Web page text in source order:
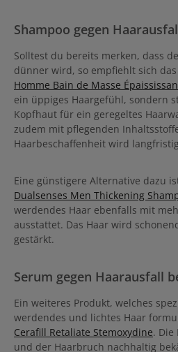
Shampoo gegen
Solltest du bereits merken, dass
dünner wird, so empfiehlt sich das
Homme Bain de Masse
ein üppiges Haargefühl, sondern
Kopfhaut für ein geregeltes
zudem mit pflegenden
Haarbeschaffenheit wird
Eine günstigere Alternative dazu
Dualsenses Men Thickening
werdendes Haar ebenfalls mit
ausstattet. Das Haar wird
gestärkt.
Serum gegen Haarausfall
Ein weiteres Produkt, welches
werdendes und lichtes Haar
Cerafill Retaliate Stemoxydine. Die
und der Haarbruch nachhaltig